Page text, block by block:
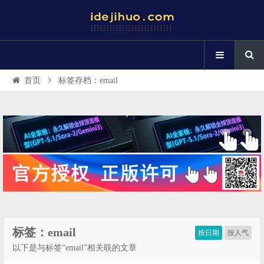
首页 标签存档：email
按日期 按人气
标签：email
以下是与标签“email”相关联的文章